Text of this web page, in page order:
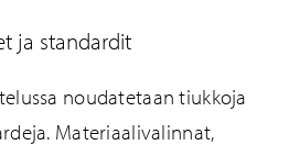
ja standardit
noudatetaan tiukkoja
Materiaalivalinnat,